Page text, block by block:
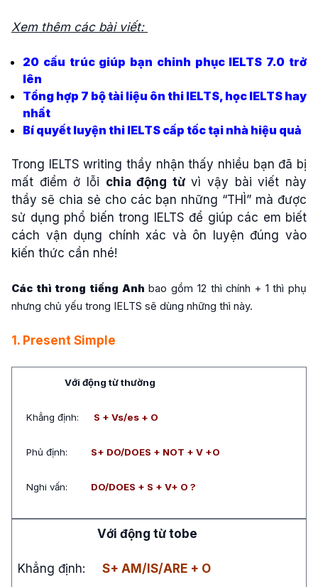
Xem thêm các bài viết:
20 cấu trúc giúp bạn chinh phục IELTS 7.0 trở
lên
Tổng hợp 7 bộ tài liệu ôn thi IELTS, học IELTS hay
nhất
Bí quyết luyện thi IELTS cấp tốc tại nhà hiệu quả
Trong IELTS writing thầy nhận thấy nhiều bạn đã bị
mất điểm ở lỗi chia động từvì vậy bài viết này
thầy sẽ chia sẻ cho các bạn những “THÌ” mà được
sử dụng phổ biến trong IELTS để giúp các em biết
cách vận dụng chính xác và ôn luyện đúng vào
kiến thức cần nhé!
Các thì trong tiếng Anh bao gồm 12 thì chính + 1 thì phụ
nhưng chủ yếu trong IELTS sẽ dùng những thì này.
1. Present Simple
Với động từ thường
Khẳng định: S + Vs/es + O
Phủ định: S+ DO/DOES + NOT + V +O
Nghi vấn: DO/DOES + S + V+ O ?
Với động từ tobe
Khẳng định: S+ AM/IS/ARE + O